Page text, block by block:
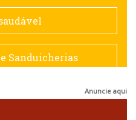
Sanduicherias
Anuncie aqui